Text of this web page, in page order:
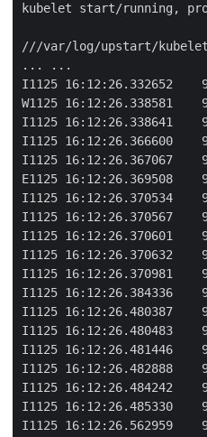
kubelet start/running,
///var/log/upstart/
... ...
I1125 16:12:26.332652
W1125 16:12:26.338581
I1125 16:12:26.338641
I1125 16:12:26.366600
I1125 16:12:26.367067
E1125 16:12:26.369508
I1125 16:12:26.370534
I1125 16:12:26.370567
I1125 16:12:26.370601
I1125 16:12:26.370632
I1125 16:12:26.370981
I1125 16:12:26.384336
I1125 16:12:26.480387
I1125 16:12:26.480483
I1125 16:12:26.481446
I1125 16:12:26.482888
I1125 16:12:26.484242
I1125 16:12:26.485330
I1125 16:12:26.562959